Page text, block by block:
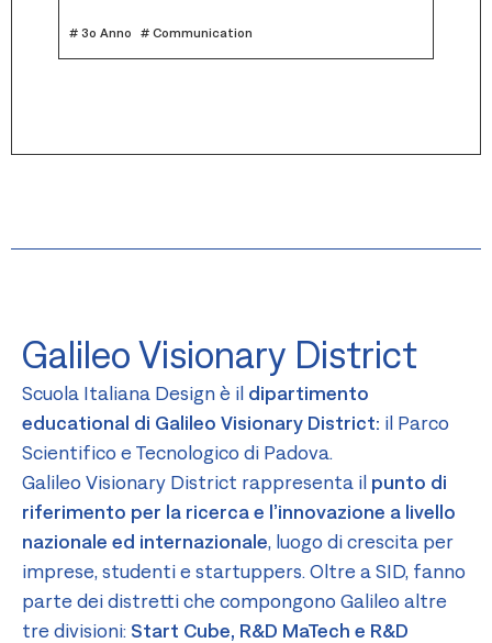
# 3o Anno # Communication
Galileo Visionary District
Scuola Italiana Design è il dipartimento
educational di Galileo Visionary District: il Parco
Scientifico e Tecnologico di Padova.
Galileo Visionary District rappresenta il punto di
riferimento per la ricerca e l’innovazione a livello
nazionale ed internazionale, luogo di crescita per
imprese, studenti e startuppers. Oltre a SID, fanno
parte dei distretti che compongono Galileo altre
tre divisioni: Start Cube, R&D MaTech e R&D